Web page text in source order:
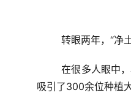
转眼两年，“净
在很多人眼中
吸引了300余位种植